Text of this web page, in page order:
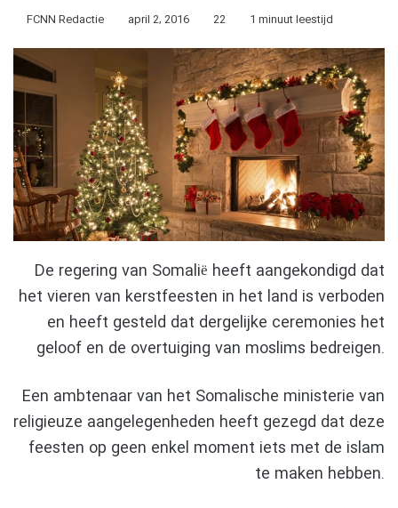
FCNN Redactie april 2, 2016 22 1 minuut leestijd
De regering van Somalië heeft aangekondigd dat
het vieren van kerstfeesten in het land is verboden
en heeft gesteld dat dergelijke ceremonies het
geloof en de overtuiging van moslims bedreigen.
Een ambtenaar van het Somalische ministerie van
religieuze aangelegenheden heeft gezegd dat deze
feesten op geen enkel moment iets met de islam
te maken hebben.